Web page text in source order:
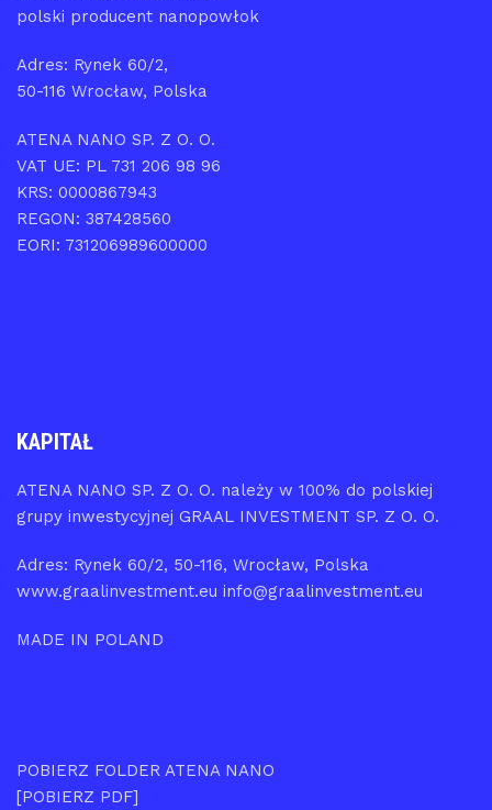
polski producent nanopowłok
Adres: Rynek 60/2,
50-116 Wrocław, Polska
ATENA NANO SP. Z O. O.
VAT UE: PL 731 206 98 96
KRS: 0000867943
REGON: 387428560
EORI: 731206989600000
KAPITAŁ
ATENA NANO SP. Z O. O. należy w 100% do polskiej
grupy inwestycyjnej GRAAL INVESTMENT SP. Z O. O.
Adres: Rynek 60/2, 50-116, Wrocław, Polska
www.graalinvestment.eu info@graalinvestment.eu
MADE IN POLAND
POBIERZ FOLDER ATENA NANO
[POBIERZ PDF]